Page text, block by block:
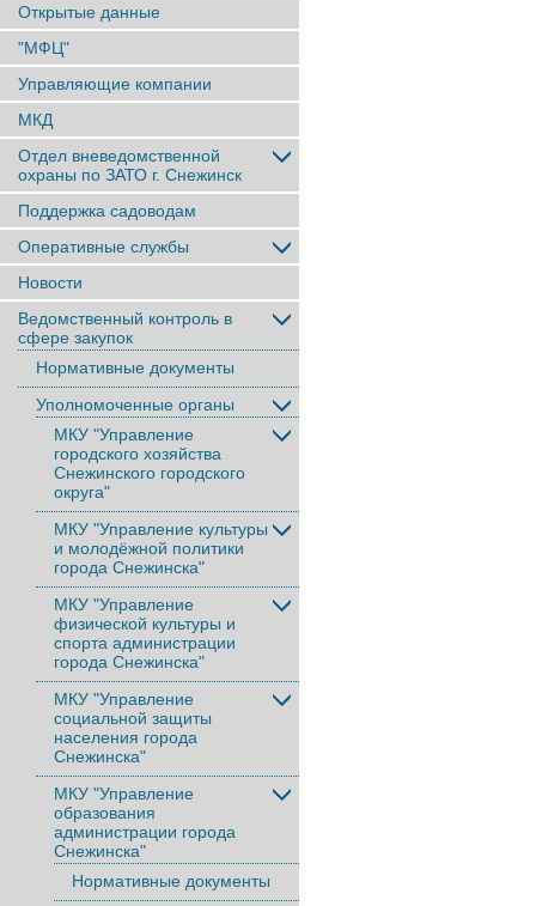
Открытые данные
"МФЦ"
Управляющие компании
МКД
Отдел вневедомственной
охраны по ЗАТО г. Снежинск
Поддержка садоводам
Оперативные службы
Новости
Ведомственный контроль в
сфере закупок
Нормативные документы
Уполномоченные органы
МКУ "Управление
городского хозяйства
Снежинского городского
округа"
МКУ "Управление культуры
и молодёжной политики
города Снежинска"
МКУ "Управление
физической культуры и
спорта администрации
города Снежинска"
МКУ "Управление
социальной защиты
населения города
Снежинска"
МКУ "Управление
образования
администрации города
Снежинска"
Нормативные документы